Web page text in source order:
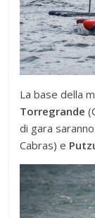
La base della
Torregrande
di gara
Cabras) e